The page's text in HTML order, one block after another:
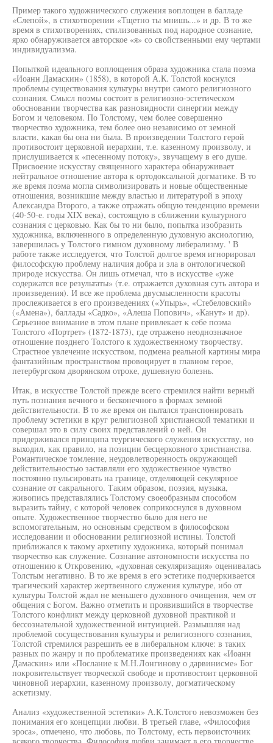
Пример такого художнического служения воплощен в балладе
«Слепой», в стихотворении «Тщетно ты мнишь...» и др. В то же
время в стихотворениях, стилизованных под народное сознание,
ярко обнаруживается авторское «я» со свойственными ему чертами
индивидуализма.
Попыткой идеального воплощения образа художника стала поэма
«Иоанн Дамаскин» (1858), в которой А.К. Толстой коснулся
проблемы существования культуры внутри самого религиозного
сознания. Смысл поэмы состоит в религиозно-эстетическом
обосновании творчества как разновидности синергии между
Богом и человеком. По Толстому, чем более совершенно
творчество художника, тем более оно независимо от земной
власти, какая бы она ни была. В произведении Толстого герой
противостоит церковной иерархии, т.е. казенному произволу, и
прислушивается к «песенному потоку», звучащему в его душе.
Присвоение искусству священного характера обнаруживает
нейтральное отношение автора к ортодоксальной догматике. В то
же время поэма могла символизировать и новые общественные
отношения, возникшие между властью и литературой в эпоху
Александра Второго, а также отражать общую тенденцию времени
(40-50-е. годы XIX века), состоящую в сближении культурного
сознания с церковью. Как бы то ни было, попытка изобразить
художника, включенного в определенную духовную аксиологию,
завершилась у Толстого гимном духовному либерализму. ' В
работе также исследуется, что Толстой долгое время игнорировал
философскую проблему наличия добра и зла в онтологической
природе искусства. Он лишь отмечал, что в искусстве «уже
содержатся все результаты» (т.е. отражается духовная суть автора и
произведения). И все же проблема двусмысленности красоты
прослеживается в его произведениях («Упырь», «Стебеловский»
(«Амена»), баллады «Садко», «Алеша Попович», «Канут» и др).
Серьезное внимание в этом плане привлекает к себе поэма
Толстого «Портрет» (1872-1873), где отражено неоднозначное
отношение позднего Толстого к художественному творчеству.
Страстное увлечение искусством, подмена реальной картины мира
фантазийным пространством провоцирует в главном герое,
петербургском дворянском отроке, душевную болезнь.
Итак, в искусстве Толстой прежде всего стремился найти верный
путь познания вечного и бесконечного в формах земной
действительности. В то же время он пытался транспонировать
проблему эстетики в круг религиозной христианской тематики и
совершал это в силу своих представлений о ней. Он
придерживался принципа теургического служения искусству, но
выходил, как правило, на позиции бесцерковного христианства.
Романтическое томление, неудовлетворенность окружающей
действительностью заставляли его художественное чувство
постоянно пульсировать на границе, отделяющей секулярное
сознание от сакрального. Таким образом, поэзия, музыка,
живопись представлялись Толстому своеобразным способом
выразить тайну, с которой человек соприкоснулся в духовном
опыте. Художественное творчество было для него не
вспомогательным, но основным средством в философском
исследовании и обосновании религиозной истины. Толстой
приближался к такому архетипу художника, который понимал
творчество как служение. Сознание автономности искусства по
отношению к Откровению, «духовная секуляризация» оценивалась
Толстым негативно. В то же время в его эстетике подчеркивается
трагический характер жертвенного служения культуре, ибо от
культуры Толстой ждал не меньшего духовного очищения, чем от
общения с Богом. Важно отметить и проявившийся в творчестве
Толстого конфликт между церковной духовной практикой и
бессознательной художественной интуицией. Размышляя над
проблемой сосуществования культуры и религиозного сознания,
Толстой стремился разрешить ее в либеральном ключе: в таких
разных по жанру и по проблематике произведениях как «Иоанн
Дамаскин» или «Послание к М.Н.Лонгинову о дарвинисме» Бог
покровительствует творческой свободе и противостоит церковной
чиновной иерархии, казенному произволу, догматическому
аскетизму.
Анализ «художественной эстетики» А.К.Толстого невозможен без
понимания его концепции любви. В третьей главе, «Философия
эроса», отмечено, что любовь, по Толстому, есть первоисточник